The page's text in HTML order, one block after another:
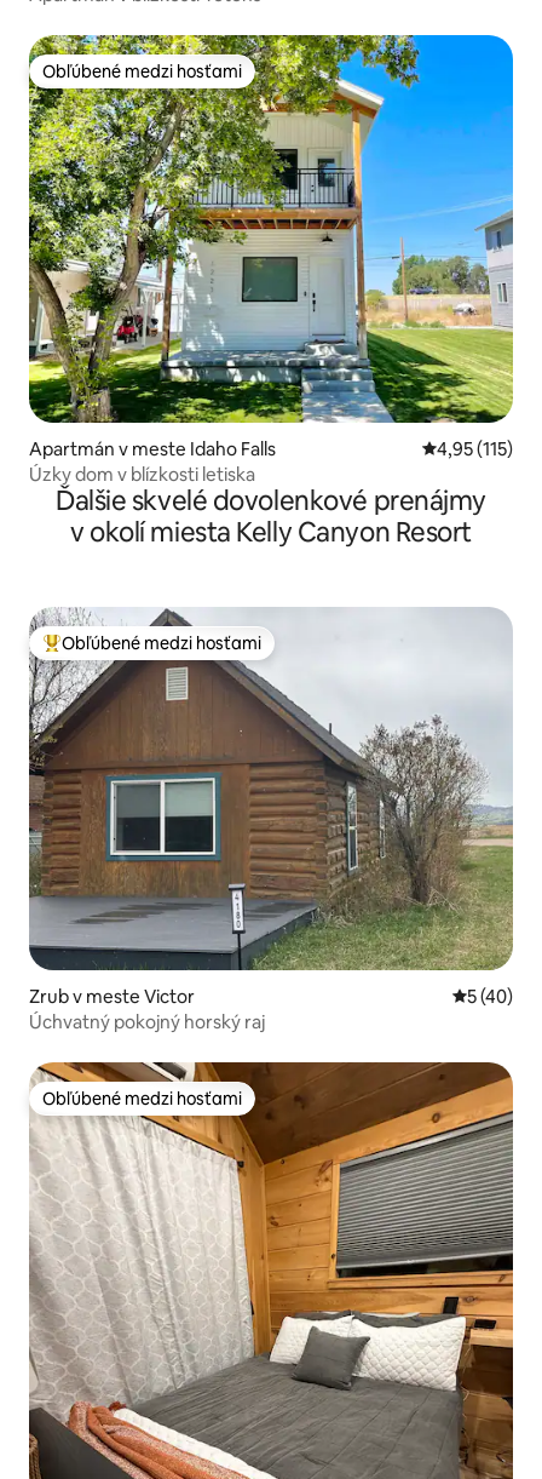
Obľúbené medzi hosťami
Obľúbené medzi hosťami
Apartmán v meste Idaho Falls Priemerné
4,95 (115)
Úzky dom v blízkosti letiska
Ďalšie skvelé dovolenkové prenájmy
v okolí miesta Kelly Canyon Resort
Najobľúbenejšie medzi hosťami
Obľúbené medzi hosťami
Zrub v meste Victor
5 (40)
Úchvatný pokojný horský raj
Obľúbené medzi hosťami
Obľúbené medzi hosťami